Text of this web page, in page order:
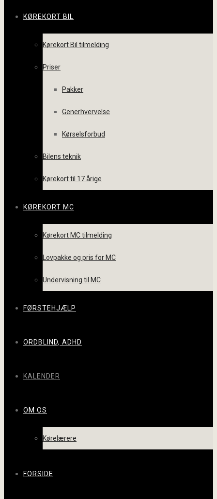
KØREKORT BIL
Kørekort Bil tilmelding
Priser
Pakker
Generhvervelse
Kørselsforbud
Bilens teknik
Kørekort til 17 årige
KØREKORT MC
Kørekort MC tilmelding
Lovpakke og pris for MC
Undervisning til MC
FØRSTEHJÆLP
ORDBLIND, ADHD
KALENDER
OM OS
Kørelærere
FORSIDE